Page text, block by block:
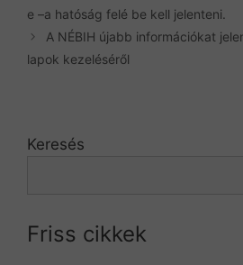
e –a hatóság felé be kell jelenteni.
A NÉBIH újabb információkat
lapok kezeléséről
Keresés
Friss cikkek